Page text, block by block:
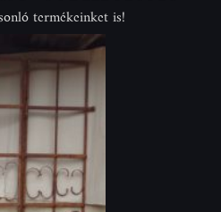
termékeinket is!